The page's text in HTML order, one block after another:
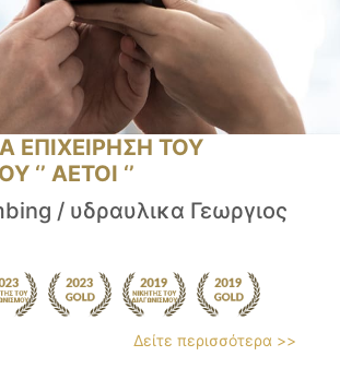
ΕΠΙΧΕΙΡΗΣΗ ΤΟΥ
‘’ ΑΕΤΟΙ ‘’
/ υδραυλικα Γεωργιος
Δείτε περισσότερα >>